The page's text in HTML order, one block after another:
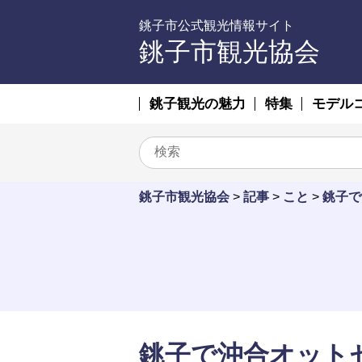
銚子市公式観光情報サイト
銚子市観光協会
銚子観光の魅力 特集 モデル
銚子市観光協会 > 記事 > こと > 銚子
銚子で沖合オット